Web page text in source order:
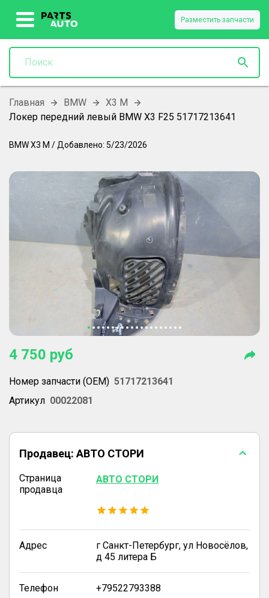
Разместить запчасти
Главная BMW
X3 M
Локер передний левый BMW X3 F25 51717213641
BMWX3 M / Добавлено: 5/23/2026
4 750 руб
Номер запчасти (OEM) 51717213641
Артикул 00022081
Продавец: АВТО СТОРИ
Страница
продавца
АВТО СТОРИ
Адрес
г Санкт-Петербург, ул Новосёлов,
д 45 литера Б
Телефон +79522793388